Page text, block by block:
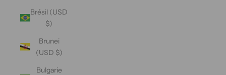
Brésil (USD
$)
Brunei
(USD $)
Bulgarie